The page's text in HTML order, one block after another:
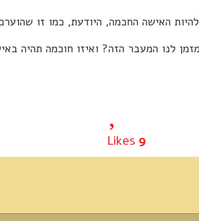
לנו המעבר הזה? ואיזו חוכמה תהיה
9
Likes